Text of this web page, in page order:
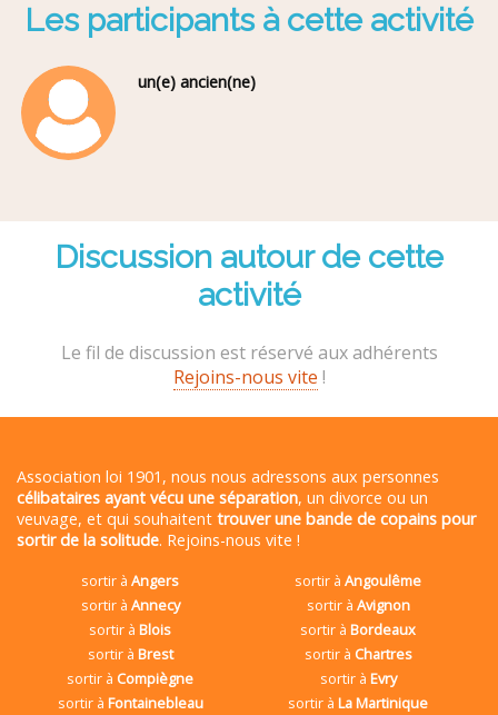
Les participants à cette activité
un(e) ancien(ne)
Discussion autour de cette
activité
Le fil de discussion est réservé aux adhérents
Rejoins-nous vite !
Association loi 1901, nous nous adressons aux personnes
célibataires ayant vécu une séparation, un divorce ou un
veuvage, et qui souhaitent trouver une bande de copains pour
sortir de la solitude. Rejoins-nous vite !
sortir àAngers sortir àAngoulême
sortir à Annecy sortir à Avignon
sortir àBlois sortir àBordeaux
sortir à Brest sortir à Chartres
sortir à Compiègne sortir à Evry
sortir à Fontainebleau sortir àLa Martinique